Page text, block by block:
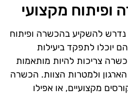
ופיתוח מקצועי
נדרש להשקיע בהכשרה ופיתוח
יוכלו לתפקד ביעילות
צריכות להיות מותאמות
ולמטרות הצוות. הכשרה
מקצועיים, או אפילו